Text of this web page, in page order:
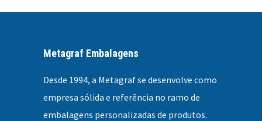
Metagraf Embalagens
Desde 1994, a Metagraf se desenvolve como
empresa sólida e referência no ramo de
embalagens personalizadas de produtos.